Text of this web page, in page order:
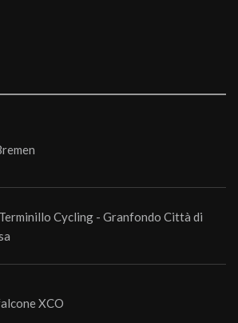
Cycling - Granfondo Città di
XCO